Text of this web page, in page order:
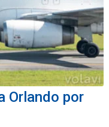
Orlando por